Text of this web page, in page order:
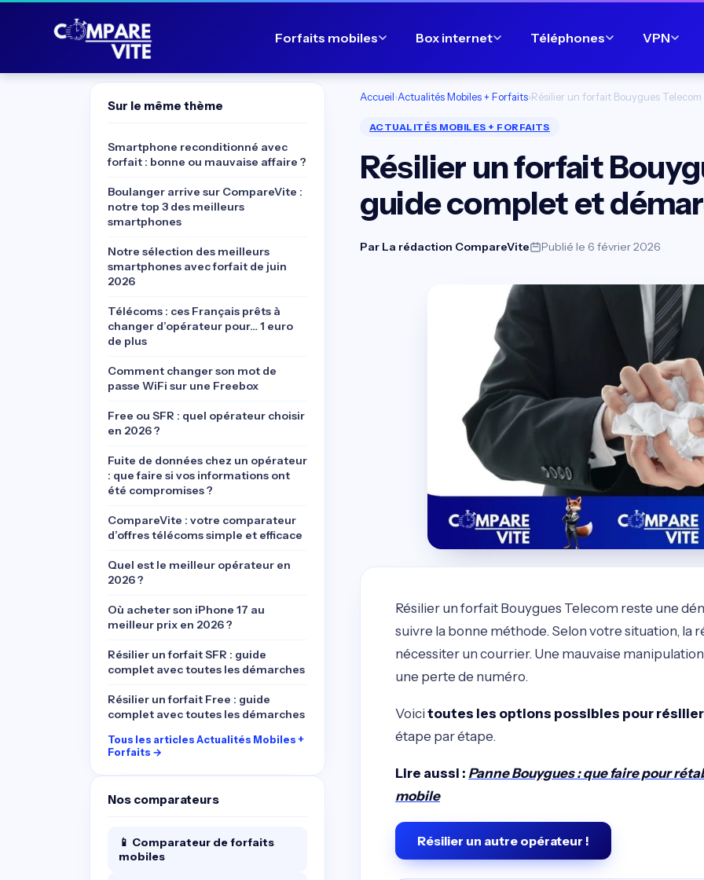
Forfaits mobiles Box internet Téléphones VPN
Accueil›Actualités Mobiles + Forfaits›Résilier un forfait Bouygues
ACTUALITÉS MOBILES + FORFAITS
Résilier un forfait
guide complet et
Par La rédaction CompareVite Publié le 6 février 2026
Résilier un forfait Bouygues Telecom reste une
suivre la bonne méthode. Selon votre situation, la
nécessiter un courrier. Une mauvaise
une perte de numéro.
Voicitoutes les options possibles pour
étape par étape.
Lire aussi : Panne Bouygues : que faire pour
mobile
Résilier un autre opérateur !
Sur le même thème
Smartphone reconditionné avec
forfait : bonne ou mauvaise affaire ?
Boulanger arrive sur CompareVite :
notre top 3 des meilleurs
smartphones
Notre sélection des meilleurs
smartphones avec forfait de juin
2026
Télécoms : ces Français prêts à
changer d’opérateur pour… 1 euro
de plus
Comment changer son mot de
passe WiFi sur une Freebox
Free ou SFR : quel opérateur choisir
en 2026 ?
Fuite de données chez un opérateur
: que faire si vos informations ont
été compromises ?
CompareVite : votre comparateur
d’offres télécoms simple et efficace
Quel est le meilleur opérateur en
2026 ?
Où acheter son iPhone 17 au
meilleur prix en 2026 ?
Résilier un forfait SFR : guide
complet avec toutes les démarches
Résilier un forfait Free : guide
complet avec toutes les démarches
Tous les articles Actualités Mobiles +
Forfaits →
Nos comparateurs
📱 Comparateur de forfaits
mobiles